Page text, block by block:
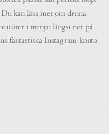
kan läsa mer om denna
i menyn längst ner på
fantastiska Instagram-konto